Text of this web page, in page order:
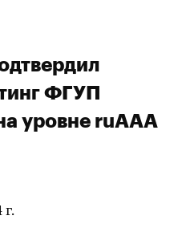
ФГУП
уровне ruAAA